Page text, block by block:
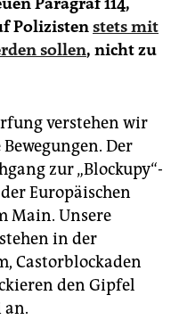
Polizistenstets mit
sollen, nicht zu
verstehen wir
Der
zur „Blockupy“-
Europäischen
Main. Unsere
in der
Castorblockaden
den Gipfel
an.